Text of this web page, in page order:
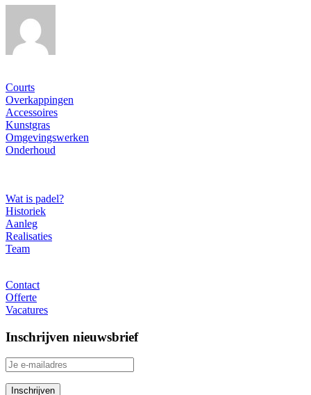
Courts
Overkappingen
Accessoires
Kunstgras
Omgevingswerken
Onderhoud
Wat is padel?
Historiek
Aanleg
Realisaties
Team
Contact
Offerte
Vacatures
Inschrijven nieuwsbrief